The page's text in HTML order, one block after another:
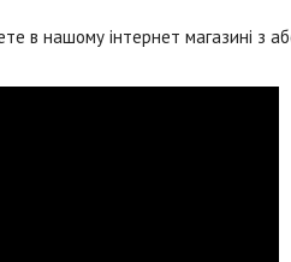
в нашому інтернет магазині з